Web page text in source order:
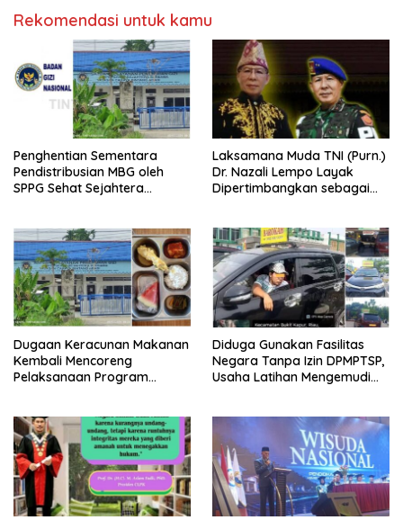
Rekomendasi untuk kamu
Penghentian Sementara
Pendistribusian MBG oleh
SPPG Sehat Sejahtera
Laksamana Muda TNI (Purn.)
Dr. Nazali Lempo Layak
Dipertimbangkan sebagai
Berkompromi terhadap
Penegakan Hukum
Dugaan Keracunan Makanan
Kembali Mencoreng
Pelaksanaan Program
Bersama Kota Dumai
Diduga Gunakan Fasilitas
Negara Tanpa Izin DPMPTSP,
Usaha Latihan Mengemudi